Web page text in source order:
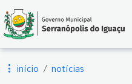
início notícias